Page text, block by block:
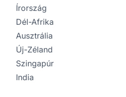
Írország
Dél-Afrika
Ausztrália
Új-Zéland
Szingapúr
India